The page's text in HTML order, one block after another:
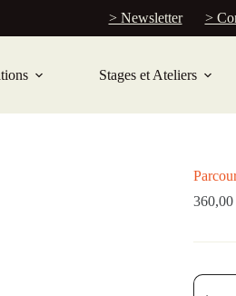
> Newsletter >
Stages et Ateliers
360,00